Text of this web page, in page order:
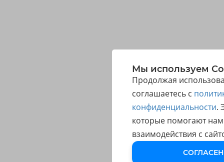
Мы используем
Продолжая
соглашаетесь с
конфиденциальности.
которые помогают
взаимодействия с